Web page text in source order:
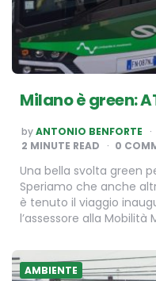
Milano è green:
POSTED
BY
byANTONIO BENFORTE
2 MINUTE READ 0
Una bella svolta green
Speriamo che anche
è tenuto il viaggio
l’assessore alla Mobilità
AMBIENTE